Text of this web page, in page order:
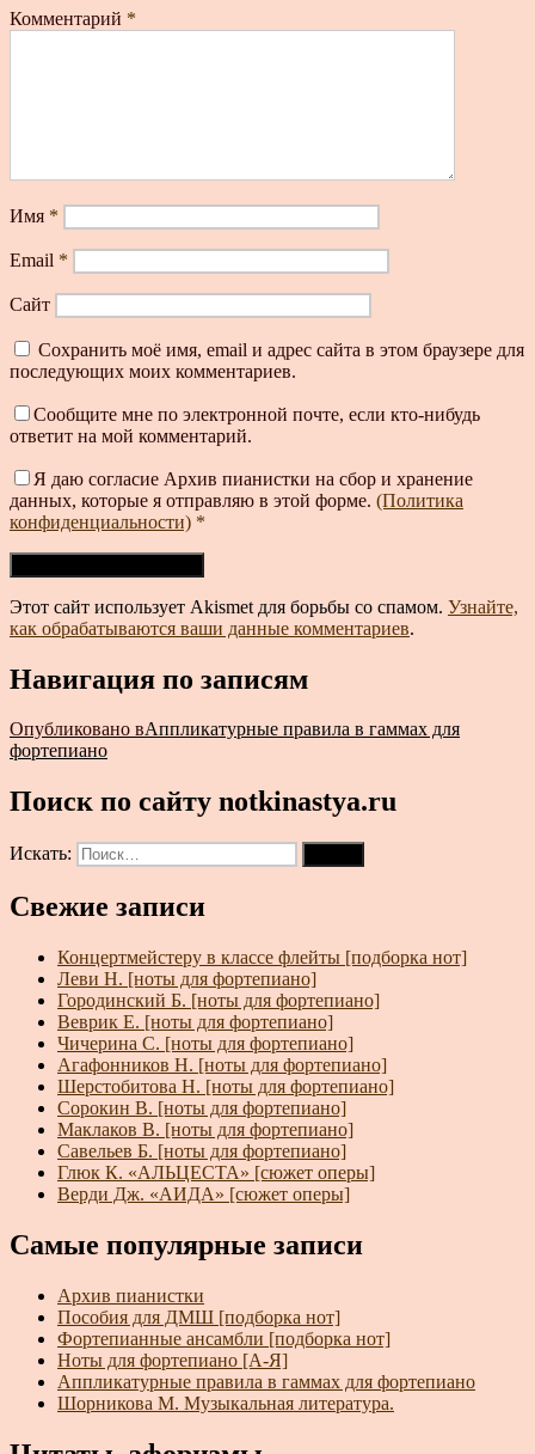
Комментарий *
Имя *
Email *
Сайт
Сохранить моё имя, email и адрес сайта в этом браузере для
последующих моих комментариев.
Сообщите мне по электронной почте, если кто-нибудь
ответит на мой комментарий.
Я даю согласие Архив пианистки на сбор и хранение
данных, которые я отправляю в этой форме. (Политика
конфиденциальности) *
Этот сайт использует Akismet для борьбы со спамом. Узнайте,
как обрабатываются ваши данные комментариев.
Навигация по записям
Опубликовано вАппликатурные правила в гаммах для
фортепиано
Поиск по сайту notkinastya.ru
Искать:
Свежие записи
Концертмейстеру в классе флейты [подборка нот]
Леви Н. [ноты для фортепиано]
Городинский Б. [ноты для фортепиано]
Веврик Е. [ноты для фортепиано]
Чичерина С. [ноты для фортепиано]
Агафонников Н. [ноты для фортепиано]
Шерстобитова Н. [ноты для фортепиано]
Сорокин В. [ноты для фортепиано]
Маклаков В. [ноты для фортепиано]
Савельев Б. [ноты для фортепиано]
Глюк К. «АЛЬЦЕСТА» [сюжет оперы]
Верди Дж. «АИДА» [сюжет оперы]
Самые популярные записи
Архив пианистки
Пособия для ДМШ [подборка нот]
Фортепианные ансамбли [подборка нот]
Ноты для фортепиано [А-Я]
Аппликатурные правила в гаммах для фортепиано
Шорникова М. Музыкальная литература.